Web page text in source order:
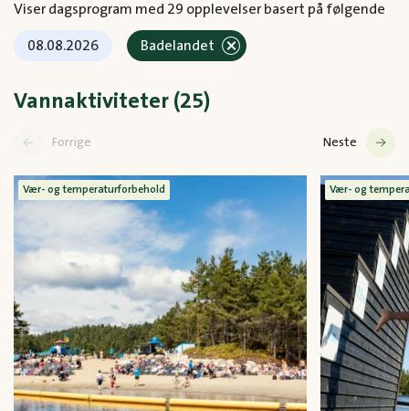
Viser dagsprogram med 29 opplevelser basert på følgende
08.08.2026 Badelandet
Vannaktiviteter (25)
Forrige Neste
Vær- og temperaturforbehold Vær- og